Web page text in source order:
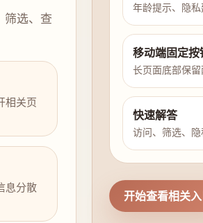
筛选、查
相关页
息分散
年龄提示、隐私
移动端固定按
长页面底部保留
快速解答
访问、筛选、隐
开始查看相关